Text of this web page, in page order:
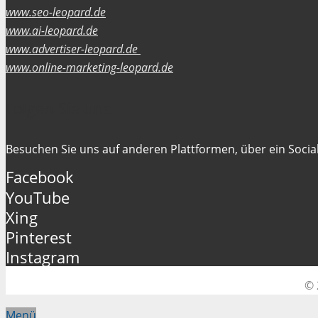
www.seo-leopard.de
www.ai-leopard.de
www.advertiser-leopard.de
www.online-marketing-leopard.de
Besuchen Sie uns auf anderen Plattformen, über ein
Facebook
YouTube
Xing
Pinterest
Instagram
©